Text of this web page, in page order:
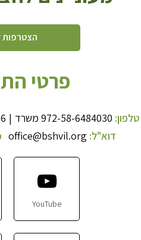
פרטי
טלפון: 972-58-6484030 משרד |
דוא"ל: office@bshvil.org
YouTube